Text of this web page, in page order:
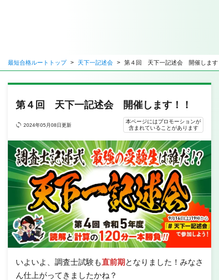
最短合格ルートトップ 天下一記述会 第４回 天下一記述会 開催します
第４回 天下一記述会 開催します！！
2024年05月08日更新
本ページにはプロモーションが
含まれていることがあります
いよいよ、調査士試験も直前期 となりました！みなさ
ん仕上がってきましたかね？